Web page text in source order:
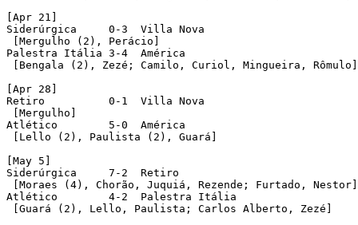
[Apr 21]
Siderúrgica 	0-3  Villa Nova
[Mergulho (2), Perácio]
Palestra Itália 3-4  América
[Bengala (2), Zezé; Camilo, Curiol, Mingueira, Rômulo]
[Apr 28]
Retiro 		0-1  Villa Nova
[Mergulho]
Atlético 	5-0  América
[Lello (2), Paulista (2), Guará]
[May 5]
Siderúrgica 	7-2  Retiro
[Moraes (4), Chorão, Juquiá, Rezende; Furtado, Nestor]
Atlético 	4-2  Palestra Itália
[Guará (2), Lello, Paulista; Carlos Alberto, Zezé]